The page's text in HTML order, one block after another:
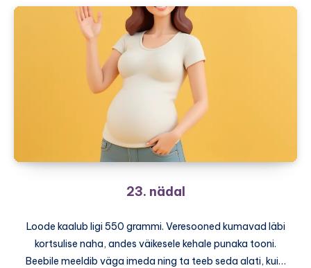
23. nädal
Loode kaalub ligi 550 grammi. Veresooned kumavad läbi
kortsulise naha, andes väikesele kehale punaka tooni.
Beebile meeldib väga imeda ning ta teeb seda alati, kui…